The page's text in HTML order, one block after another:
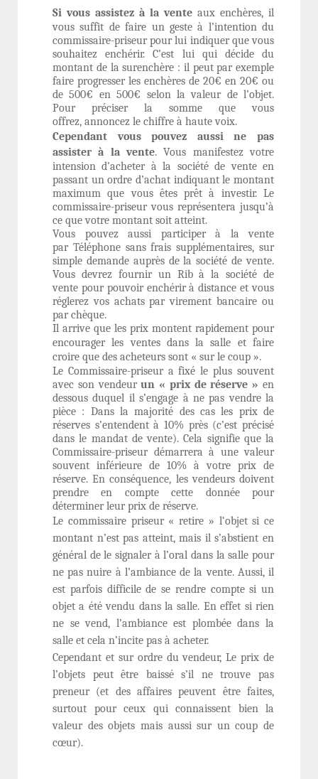
Si vous assistez à la vente aux enchères, il
vous suffit de faire un geste à l’intention du
commissaire-priseur pour lui indiquer que vous
souhaitez enchérir. C’est lui qui décide du
montant de la surenchère : il peut par exemple
faire progresser les enchères de 20€ en 20€ ou
de 500€ en 500€ selon la valeur de l’objet.
Pour préciser la somme que vous
offrez, annoncez le chiffre à haute voix.
Cependant vous pouvez aussi ne pas
assister à la vente. Vous manifestez votre
intension d’acheter à la société de vente en
passant un ordre d’achat indiquant le montant
maximum que vous êtes prêt à investir. Le
commissaire-priseur vous représentera jusqu’à
ce que votre montant soit atteint.
Vous pouvez aussi participer à la vente
par Téléphonesans frais supplémentaires, sur
simple demande auprès de la société de vente.
Vous devrez fournir un Ribà la société de
vente pour pouvoir enchérir à distance et vous
réglerez vos achats par virement bancaire ou
par chèque.
Il arrive que les prix montent rapidement pour
encourager les ventes dans la salle et faire
croire que des acheteurs sont « sur le coup ».
Le Commissaire-priseur a fixé le plus souvent
avec son vendeurun « prix de réserve » en
dessous duquel il s’engage à ne pas vendre la
pièce : Dans la majorité des cas les prix de
réserves s’entendent à 10% près (c’est précisé
dans le mandat de vente). Cela signifie que la
Commissaire-priseur démarrera à une valeur
souvent inférieure de 10% à votre prix de
réserve. En conséquence, les vendeurs doivent
prendre en compte cette donnée pour
déterminer leur prix de réserve.
Le commissaire priseur « retire » l‘objet si ce
montant n’est pas atteint, mais il s’abstient en
général de le signaler à l’oral dans la salle pour
ne pas nuire à l’ambiance de la vente. Aussi, il
est parfois difficile de se rendre compte si un
objet a été vendu dans la salle. En effet si rien
ne se vend, l’ambiance est plombée dans la
salle et cela n’incite pas à acheter.
Cependant et sur ordre du vendeur, Le prix de
l’objets peut être baissé s’il ne trouve pas
preneur (et des affaires peuvent être faites,
surtout pour ceux qui connaissent bien la
valeur des objets mais aussi sur un coup de
cœur).